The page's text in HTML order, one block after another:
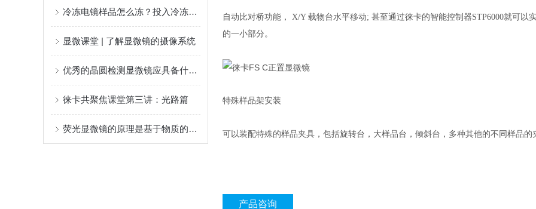
自动比对桥功能， X/Y 载物台水平移动; 甚至通过徕卡的智能控制器STP6000就可
的一小部分。
特殊样品架安装
可以装配特殊的样品夹具，包括旋转台，大样品台，倾斜台，多种其他的不同样品的
产品咨询
冷冻电镜样品怎么冻？投入冷冻技术全解析
显微课堂 | 了解显微镜的摄像系统
优秀的晶圆检测显微镜应具备什么能力？
徕卡共聚焦课堂第三讲：光路篇
荧光显微镜的原理是基于物质的荧光性质